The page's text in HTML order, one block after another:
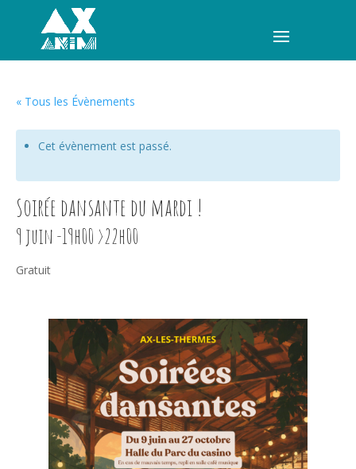
« Tous les Évènements
Cet évènement est passé.
Soirée dansante du mardi !
9 juin -19h00 >22h00
Gratuit